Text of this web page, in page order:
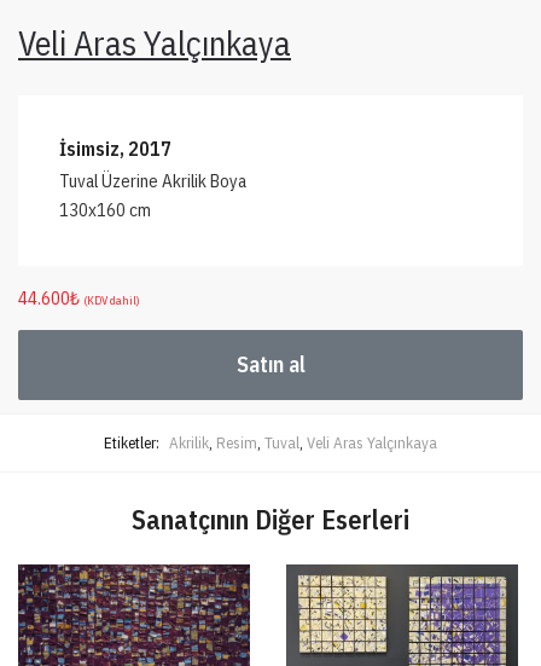
Veli Aras Yalçınkaya
İsimsiz, 2017
Tuval Üzerine Akrilik Boya
130x160 cm
44.600₺ (KDV dahil)
Satın al
Etiketler: Akrilik, Resim, Tuval, Veli Aras Yalçınkaya
Sanatçının Diğer Eserleri